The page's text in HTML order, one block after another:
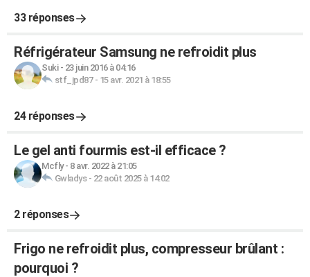
33 réponses
Réfrigérateur Samsung ne refroidit plus
Suki- 23 juin 2016 à 04:16
stf_jpd87- 15 avr. 2021 à 18:55
24 réponses
Le gel anti fourmis est-il efficace ?
Mcfly- 8 avr. 2022 à 21:05
Gwladys- 22 août 2025 à 14:02
2 réponses
Frigo ne refroidit plus, compresseur brûlant :
pourquoi ?